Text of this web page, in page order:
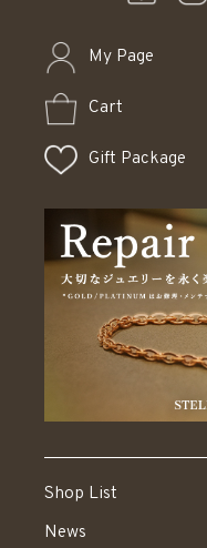
My Page
Cart
Gift Package
Shop List
News